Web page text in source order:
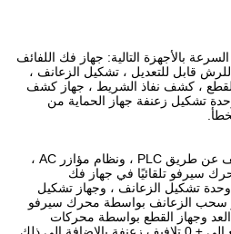
بالأجهزة التالية: جهاز فك اللفائف
قابل للتعديل ، تشكيل الزعانف ،
، كشف نفاذ الشريط ، جهاز كشف
تشكيل زعنفة جهاز الحماية من
يتم التحكم في آلة تصنيع الزعانف عن طريق PLC ، ونظام مؤازر AC ،
سيرفو تلقائيًا في جهاز فك
تشكيل الزعانف ، وجهاز تشكيل
سحب الزعانف بواسطة محرك سيرفو
وجهاز القطع بواسطة محركات